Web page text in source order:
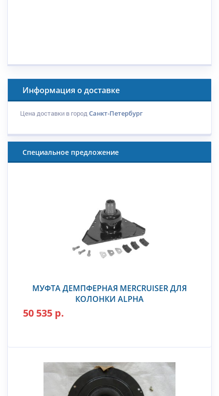
Информация о доставке
Цена доставки в городСанкт-Петербург
Специальное предложение
МУФТА ДЕМПФЕРНАЯ MERCRUISER ДЛЯ
КОЛОНКИ ALPHA
50 535 р.